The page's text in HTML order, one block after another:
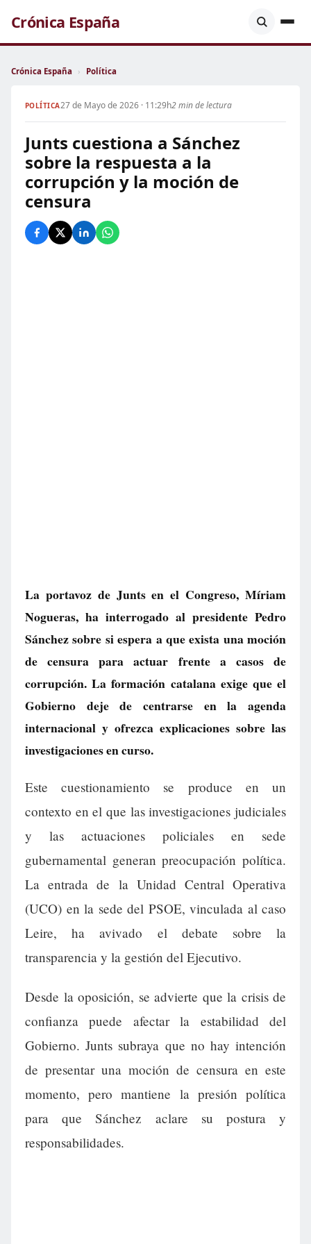
Crónica España
Crónica España › Política
POLÍTICA27 de Mayo de 2026 · 11:29h2 min de lectura
Junts cuestiona a Sánchez
sobre la respuesta a la
corrupción y la moción de
censura
La portavoz de Junts en el Congreso, Míriam
Nogueras, ha interrogado al presidente Pedro
Sánchez sobre si espera a que exista una moción
de censura para actuar frente a casos de
corrupción. La formación catalana exige que el
Gobierno deje de centrarse en la agenda
internacional y ofrezca explicaciones sobre las
investigaciones en curso.
Este cuestionamiento se produce en un
contexto en el que las investigaciones judiciales
y las actuaciones policiales en sede
gubernamental generan preocupación política.
La entrada de la Unidad Central Operativa
(UCO) en la sede del PSOE, vinculada al caso
Leire, ha avivado el debate sobre la
transparencia y la gestión del Ejecutivo.
Desde la oposición, se advierte que la crisis de
confianza puede afectar la estabilidad del
Gobierno. Junts subraya que no hay intención
de presentar una moción de censura en este
momento, pero mantiene la presión política
para que Sánchez aclare su postura y
responsabilidades.